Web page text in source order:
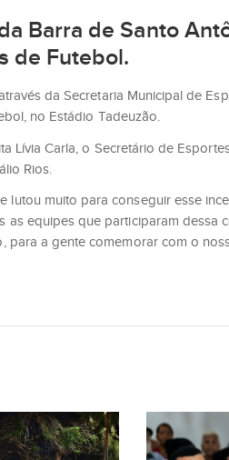
Barra de Santo
de Futebol.
da Secretaria Municipal de
no Estádio Tadeuzão.
Lívia Carla, o Secretário de
Rios.
lutou muito para conseguir esse
equipes que participaram dessa
a gente comemorar com o